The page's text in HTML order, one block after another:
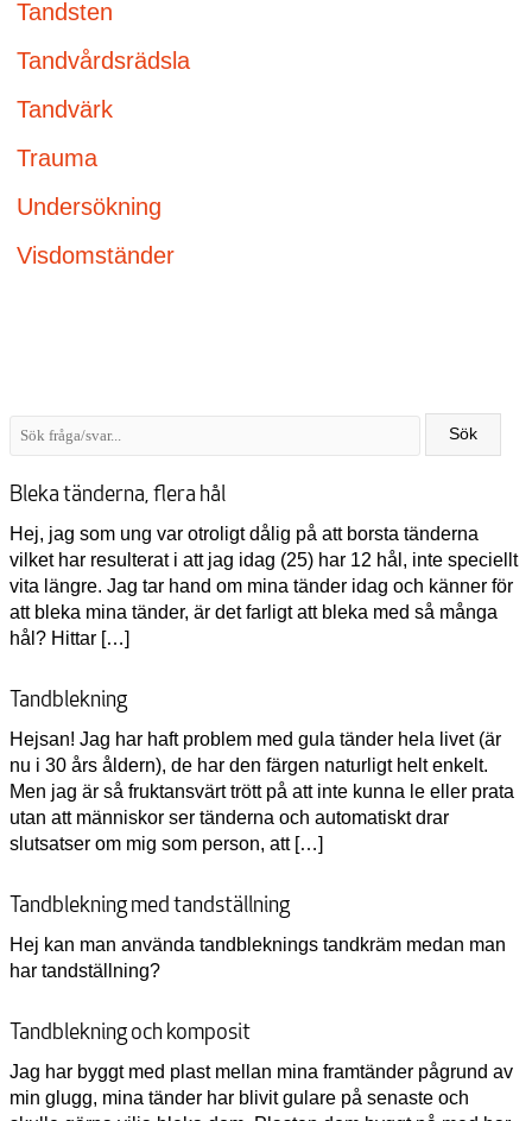
Bleka tänderna, flera hål
Hej, jag som ung var otroligt dålig på att borsta tänderna
vilket har resulterat i att jag idag (25) har 12 hål, inte speciellt
vita längre. Jag tar hand om mina tänder idag och känner för
att bleka mina tänder, är det farligt att bleka med så många
hål? Hittar […]
Tandblekning
Hejsan! Jag har haft problem med gula tänder hela livet (är
nu i 30 års åldern), de har den färgen naturligt helt enkelt.
Men jag är så fruktansvärt trött på att inte kunna le eller prata
utan att människor ser tänderna och automatiskt drar
slutsatser om mig som person, att […]
Tandblekning med tandställning
Hej kan man använda tandbleknings tandkräm medan man
har tandställning?
Tandblekning och komposit
Jag har byggt med plast mellan mina framtänder pågrund av
min glugg, mina tänder har blivit gulare på senaste och
Tandsten
Tandvårdsrädsla
Tandvärk
Trauma
Undersökning
Visdomständer